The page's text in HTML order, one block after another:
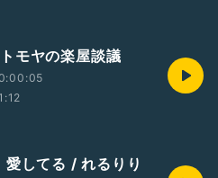
モヤの楽屋談議
愛してる / れるりり